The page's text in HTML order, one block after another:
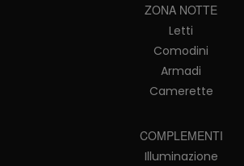
ZONA NOTTE
Letti
Comodini
Armadi
Camerette
COMPLEMENTI
Illuminazione